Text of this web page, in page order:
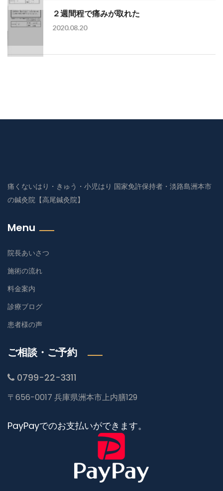
２週間程で痛みが取れた
2020.08.20
痛くないはり・きゅう・小児はり 国家免許保持者・淡路島洲本市
の鍼灸院【高尾鍼灸院】
Menu
院長あいさつ
施術の流れ
料金案内
診療ブログ
患者様の声
ご相談・ご予約
0799-22-3311
〒656-0017 兵庫県洲本市上内膳129
PayPayでのお支払いができます。